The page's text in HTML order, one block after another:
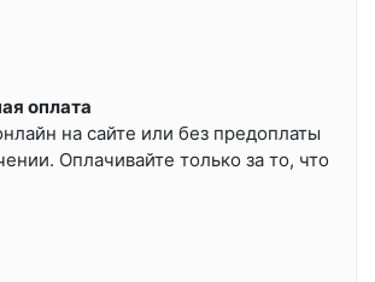
оплата
на сайте или без предоплаты
Оплачивайте только за то, что